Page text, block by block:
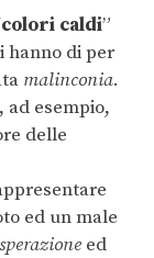
colori caldi”
hanno di per
malinconia.
, ad esempio,
delle
ed un male
ed